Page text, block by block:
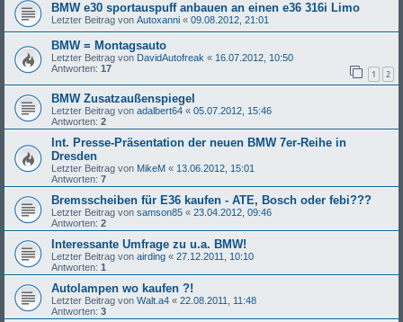
BMW e30 sportauspuff anbauen an einen e36 316i Limo
Letzter Beitrag von Autoxanni « 09.08.2012, 21:01
BMW = Montagsauto
Letzter Beitrag von DavidAutofreak « 16.07.2012, 10:50
Antworten: 17 1 2
BMW Zusatzaußenspiegel
Letzter Beitrag von adalbert64 « 05.07.2012, 15:46
Antworten: 2
Int. Presse-Präsentation der neuen BMW 7er-Reihe in
Dresden
Letzter Beitrag von MikeM « 13.06.2012, 15:01
Antworten: 7
Bremsscheiben für E36 kaufen - ATE, Bosch oder febi???
Letzter Beitrag von samson85 « 23.04.2012, 09:46
Antworten: 2
Interessante Umfrage zu u.a. BMW!
Letzter Beitrag von airding « 27.12.2011, 10:10
Antworten: 1
Autolampen wo kaufen ?!
Letzter Beitrag von Walt.a4 « 22.08.2011, 11:48
Antworten: 3